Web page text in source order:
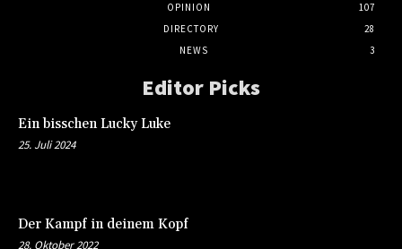
OPINION
107
DIRECTORY
28
NEWS
3
Editor Picks
Ein bisschen Lucky Luke
25. Juli 2024
Der Kampf in deinem Kopf
28. Oktober 2022